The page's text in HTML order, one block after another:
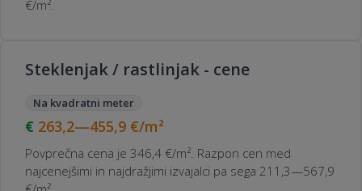
€/m².
Steklenjak / rastlinjak - cene
Na kvadratni meter
263,2—455,9 €/m²
Povprečna cena je 346,4 €/m². Razpon cen med
najcenejšimi in najdražjimi izvajalci pa sega 211,3—567,9